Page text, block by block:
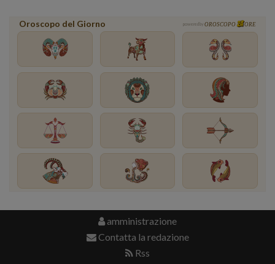
Oroscopo del Giorno powered by OROSCOPO ORE
amministrazione
Contatta la redazione
Rss